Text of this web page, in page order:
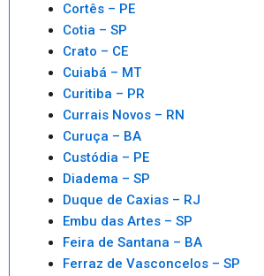
Cortês – PE
Cotia – SP
Crato – CE
Cuiabá – MT
Curitiba – PR
Currais Novos – RN
Curuça – BA
Custódia – PE
Diadema – SP
Duque de Caxias – RJ
Embu das Artes – SP
Feira de Santana – BA
Ferraz de Vasconcelos – SP